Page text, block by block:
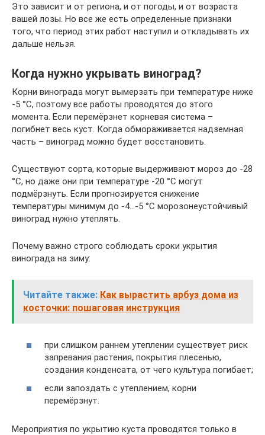
Это зависит и от региона, и от погоды, и от возраста
вашей лозы. Но все же есть определенные признаки
того, что период этих работ наступил и откладывать их
дальше нельзя.
Когда нужно укрывать виноград?
Корни винограда могут вымерзать при температуре ниже
-5 °C, поэтому все работы проводятся до этого
момента. Если перемёрзнет корневая система –
погибнет весь куст. Когда обмораживается надземная
часть – виноград можно будет восстановить.
Существуют сорта, которые выдерживают мороз до -28
°C, но даже они при температуре -20 °C могут
подмёрзнуть. Если прогнозируется снижение
температуры минимум до -4…-5 °C морозонеустойчивый
виноград нужно утеплять.
Почему важно строго соблюдать сроки укрытия
винограда на зиму:
Читайте также: Как вырастить арбуз дома из
косточки: пошаговая инструкция
при слишком раннем утеплении существует риск
запревания растения, покрытия плесенью,
создания конденсата, от чего культура погибает;
если запоздать с утеплением, корни
перемёрзнут.
Мероприятия по укрытию куста проводятся только в